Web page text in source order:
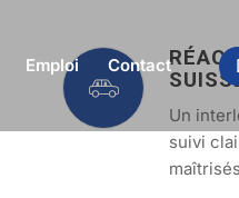
Emploi Contact
Un
suivi